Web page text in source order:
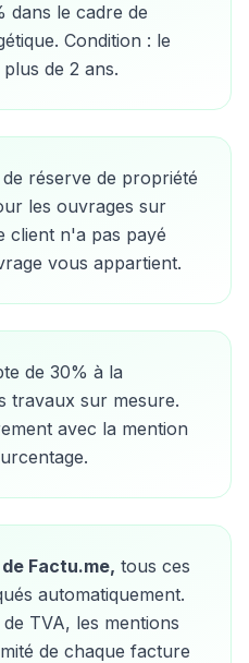
dans le cadre de
Condition : le
de 2 ans.
réserve de propriété
les ouvrages sur
client n'a pas payé
vous appartient.
de 30% à la
travaux sur mesure.
avec la mention
Factu.me, tous ces
automatiquement.
TVA, les mentions
de chaque facture